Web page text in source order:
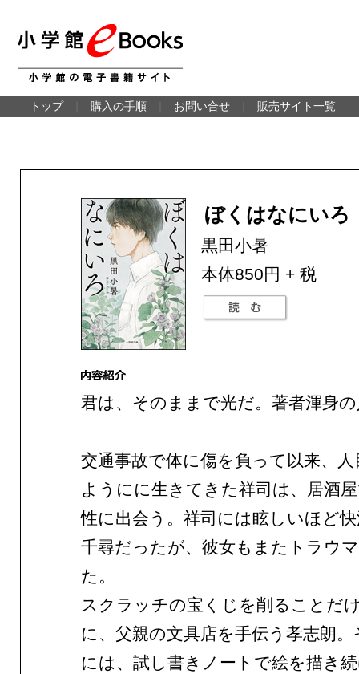
トップ 購入の手順 お問い合せ 販売サイト一覧
ぼくはなにいろ
黒田小暑
本体850円 + 税
君は、そのままで光だ。著者渾身
交通事故で体に傷を負って以来、
ようにに生きてきた祥司は、居酒
性に出会う。祥司には眩しいほど
千尋だったが、彼女もまたトラウ
た。
スクラッチの宝くじを削ることだ
に、父親の文具店を手伝う孝志朗
には、試し書きノートで絵を描き